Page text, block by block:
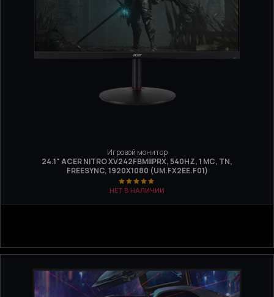
Игровой монитор
24.1" ACER NITRO XV242FBMIIPRX, 540HZ, 1 МС, TN,
FREESYNC, 1920Х1080 (UM.FX2EE.F01)
НЕТ В НАЛИЧИИ